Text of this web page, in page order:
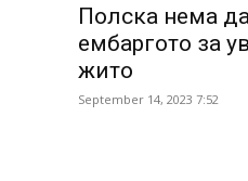
Полска нема
ембаргото за
жито
September 14, 2023 7:52